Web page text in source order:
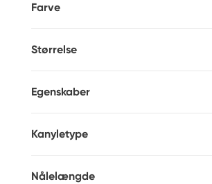
Farve
Størrelse
Egenskaber
Kanyletype
Nålelængde